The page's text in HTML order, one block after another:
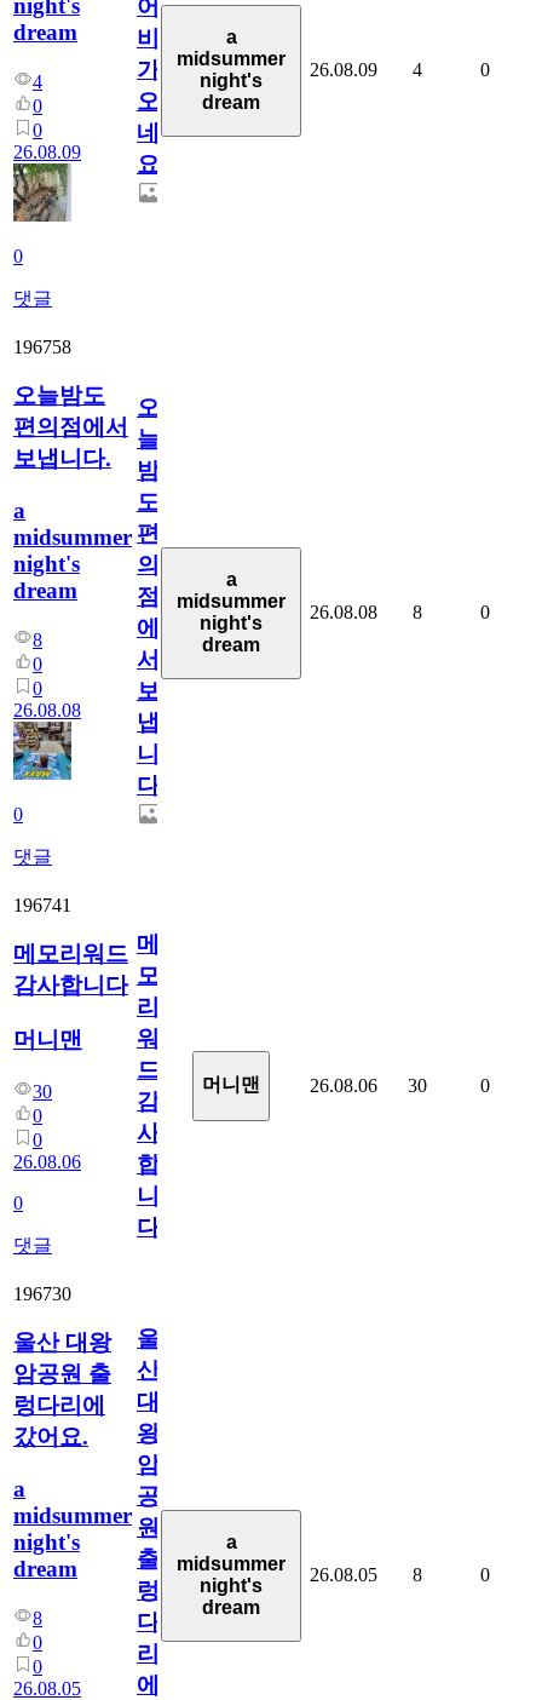
night's
dream
4
0
0
26.08.09
0
댓글
어
비
가
오
네
요.
a
midsummer
night's
dream
26.08.09 4 0
196758
오늘밤도
편의점에서
보냅니다.
a
midsummer
night's
dream
8
0
0
26.08.08
0
댓글
오
늘
밤
도
편
의
점
에
서
보
냅
니
다.
a
midsummer
night's
dream
26.08.08 8 0
196741
메모리워드
감사합니다
머니맨
30
0
0
26.08.06
0
댓글
메
모
리
워
드
감
사
합
니
다
머니맨 26.08.06 30 0
196730
울산 대왕
암공원 출
렁다리에
갔어요.
a
midsummer
night's
dream
8
0
0
26.08.05
울
산
대
왕
암
공
원
출
렁
다
리
에
a
midsummer
night's
dream
26.08.05 8 0